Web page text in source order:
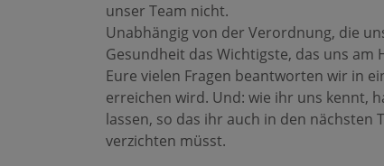
unser Team nicht.
Unabhängig von der Verordnung, die
Gesundheit das Wichtigste, das uns am
Eure vielen Fragen beantworten wir in
erreichen wird. Und: wie ihr uns kennt,
lassen, so das ihr auch in den
verzichten müsst.